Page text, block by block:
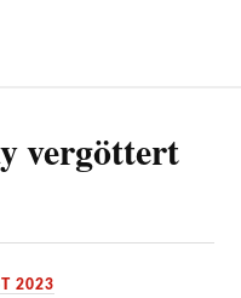
vergöttert
2023